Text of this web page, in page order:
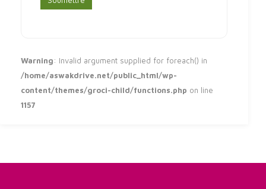
Warning: Invalid argument supplied for foreach() in
/home/aswakdrive.net/public_html/wp-
content/themes/groci-child/functions.php on line
1157